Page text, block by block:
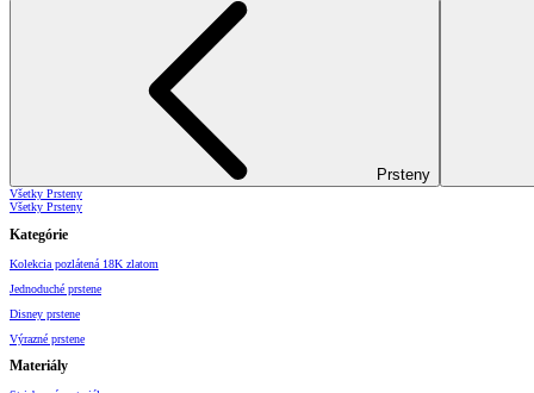
Prsteny
Všetky Prsteny
Všetky Prsteny
Kategórie
Kolekcia pozlátená 18K zlatom
Jednoduché prstene
Disney prstene
Výrazné prstene
Materiály